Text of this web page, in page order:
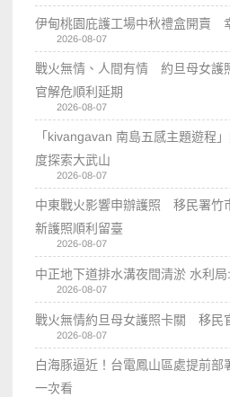
伊甸桃園庇護工場中秋禮盒開賣
2026-08-07
戰火無情、人間有情 約旦母女護
官解危順利延期
2026-08-07
「kivangavan 南島五感主題遊程
度探索大武山
2026-08-07
中東戰火影響申辦護照 移民署竹
新護照順利留臺
2026-08-07
中正地下道排水溝夜間清淤 水利
2026-08-07
戰火無情約旦母女護照卡關 移民
2026-08-07
白海豚逼近！台電鳳山區處提前
一次看